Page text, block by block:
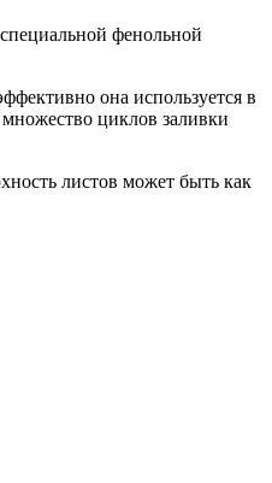
фенольной
она используется в
циклов заливки
листов может быть как